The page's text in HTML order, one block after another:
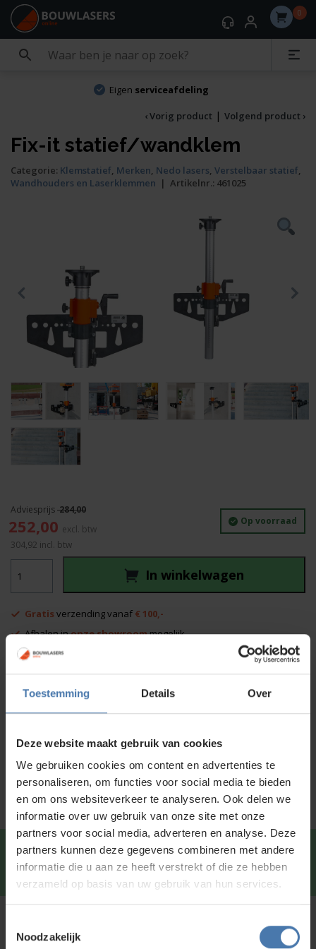
Toestemming Details Over
Deze website maakt gebruik van cookies
We gebruiken cookies om content en advertenties te
personaliseren, om functies voor social media te bieden
en om ons websiteverkeer te analyseren. Ook delen we
informatie over uw gebruik van onze site met onze
partners voor social media, adverteren en analyse. Deze
partners kunnen deze gegevens combineren met andere
informatie die u aan ze heeft verstrekt of die ze hebben
verzameld op basis van uw gebruik van hun services.
Noodzakelijk
0
Eigen serviceafdeling
‹ Vorig product | Volgend product ›
Fix-it statief/wandklem
Categorie: Klemstatief, Merken, Nedo lasers, Verstelbaar statief,
Wandhouders en Laserklemmen | Artikelnr.: 461025
Op voorraad
statief/wandklem
304,92 incl. btw
In winkelwagen
284,00
Oorspronkelijke
prijs
was:
252,00
252,00.
Gratis verzending vanaf € 100,-
Afhalen inonze showroommogelijk
Voor 15:00 besteld is
Productinformatie
Service en kalibratie
Snel en direct contact?We beantwoorden je vragen
graag viaWhatsapp.